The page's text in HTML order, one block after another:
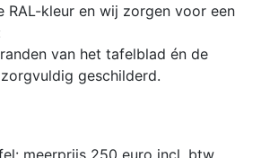
RAL-kleur en wij zorgen voor een
van het tafelblad én de
geschilderd.
meerprijs 250 euro incl. btw